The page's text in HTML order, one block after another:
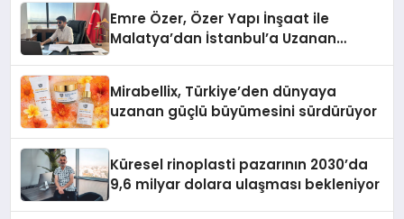
Emre Özer, Özer Yapı İnşaat ile
Malatya’dan İstanbul’a Uzanan
Mirabellix, Türkiye’den dünyaya
uzanan güçlü büyümesini sürdürüyor
Küresel rinoplasti pazarının 2030’da
9,6 milyar dolara ulaşması bekleniyor